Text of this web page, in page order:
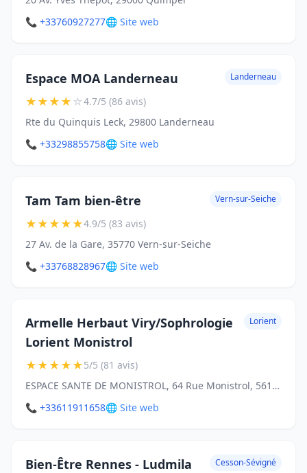
📞 +33760927277🌐 Site web
Espace MOA Landerneau Landerneau
★★★★☆4.7/5 (86 avis)
Rte du Quinquis Leck, 29800 Landerneau
📞 +33298855758🌐 Site web
Tam Tam bien-être Vern-sur-Seiche
★★★★★4.9/5 (83 avis)
27 Av. de la Gare, 35770 Vern-sur-Seiche
📞 +33768828967🌐 Site web
Armelle Herbaut Viry/Sophrologie
Lorient Monistrol
Lorient
★★★★★5/5 (81 avis)
ESPACE SANTE DE MONISTROL, 64 Rue Monistrol, 56100 Lorient
📞 +33611911658🌐 Site web
Bien-Être Rennes - Ludmila
Cesson-Sévigné